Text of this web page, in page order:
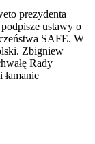
prezydenta
ustawy o
SAFE. W
Zbigniew
Rady